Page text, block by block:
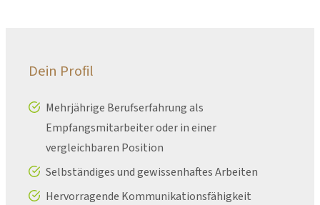
Dein Profil
Mehrjährige Berufserfahrung als
Empfangsmitarbeiter oder in einer
vergleichbaren Position
Selbständiges und gewissenhaftes Arbeiten
Hervorragende Kommunikationsfähigkeit